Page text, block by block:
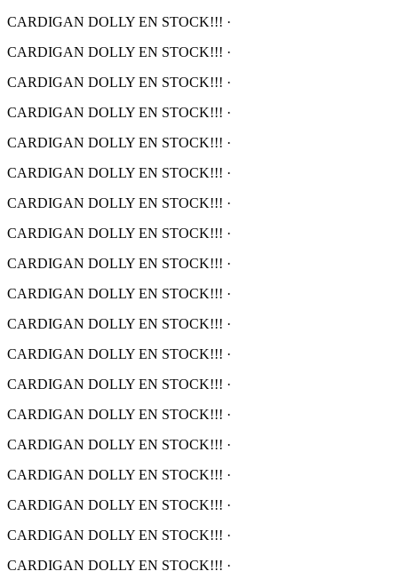
CARDIGAN DOLLY EN STOCK!!! ·
CARDIGAN DOLLY EN STOCK!!! ·
CARDIGAN DOLLY EN STOCK!!! ·
CARDIGAN DOLLY EN STOCK!!! ·
CARDIGAN DOLLY EN STOCK!!! ·
CARDIGAN DOLLY EN STOCK!!! ·
CARDIGAN DOLLY EN STOCK!!! ·
CARDIGAN DOLLY EN STOCK!!! ·
CARDIGAN DOLLY EN STOCK!!! ·
CARDIGAN DOLLY EN STOCK!!! ·
CARDIGAN DOLLY EN STOCK!!! ·
CARDIGAN DOLLY EN STOCK!!! ·
CARDIGAN DOLLY EN STOCK!!! ·
CARDIGAN DOLLY EN STOCK!!! ·
CARDIGAN DOLLY EN STOCK!!! ·
CARDIGAN DOLLY EN STOCK!!! ·
CARDIGAN DOLLY EN STOCK!!! ·
CARDIGAN DOLLY EN STOCK!!! ·
CARDIGAN DOLLY EN STOCK!!! ·